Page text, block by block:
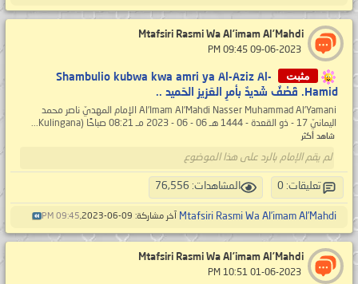
Mtafsiri Rasmi Wa Al’imam Al’Mahdi
مثبت
Shambulio kubwa kwa amri ya Al-Aziz Al-
Hamid. قَصْفٌ شَديدٌ بأمرِ العَزيز الحَميد ..
Al’Imam Al’Mahdi Nasser Muhammad Al’Yamani الإمام المهديّ ناصر محمد
اليمانيّ 17 - ذو القعدة - 1444 هـ 06 - 06 - 2023 مـ 08:21 صباحًا (Kulingana...
شاهد أكثر
لم يقم الإمام بالرد على هذا الموضوع
تعليقات: 0 المشاهدات: 76,556
Mtafsiri Rasmi Wa Al’imam Al’Mahdi آخر مشاركة: 09-06-2023, 09:45 PM
Mtafsiri Rasmi Wa Al’imam Al’Mahdi